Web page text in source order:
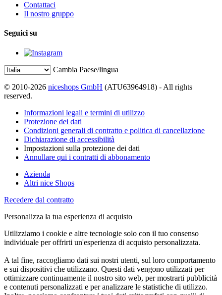
Contattaci
Il nostro gruppo
Seguici su
Cambia Paese/lingua
© 2010-2026 niceshops GmbH (ATU63964918) - All rights
reserved.
Informazioni legali e termini di utilizzo
Protezione dei dati
Condizioni generali di contratto e politica di cancellazione
Dichiarazione di accessibilità
Impostazioni sulla protezione dei dati
Annullare qui i contratti di abbonamento
Azienda
Altri nice Shops
Recedere dal contratto
Personalizza la tua esperienza di acquisto
Utilizziamo i cookie e altre tecnologie solo con il tuo consenso
individuale per offrirti un'esperienza di acquisto personalizzata.
A tal fine, raccogliamo dati sui nostri utenti, sul loro comportamento
e sui dispositivi che utilizzano. Questi dati vengono utilizzati per
ottimizzare continuamente il nostro sito web, per mostrarti pubblicità
e contenuti personalizzati e per analizzare le statistiche di utilizzo.